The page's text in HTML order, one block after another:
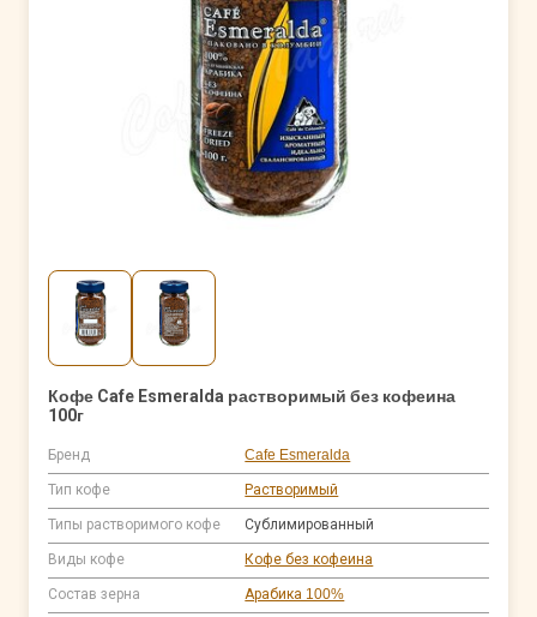
Кофе Cafe Esmeralda растворимый без кофеина
100г
Бренд Cafe Esmeralda
Тип кофе Растворимый
Типы растворимого кофе Сублимированный
Виды кофе Кофе без кофеина
Состав зерна Арабика 100%